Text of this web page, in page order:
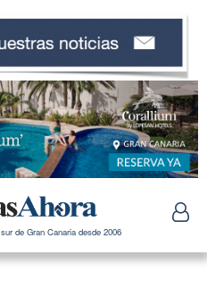
de Gran Canaria desde 2006